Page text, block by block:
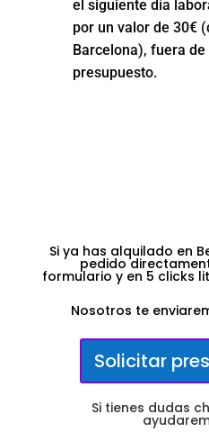
el siguiente día
por un valor de 30€
Barcelona), fuera
presupuesto.
Si ya has alquilado en
pedido
formulario y en 5 clicks
Nosotros te
Solicitar
Si tienes dudas